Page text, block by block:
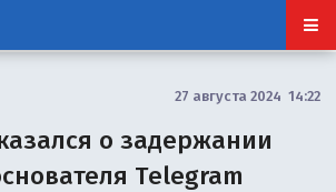
27 августа 2024 14:22
о задержании
Telegram